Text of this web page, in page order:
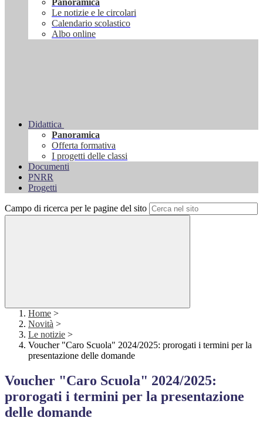
Panoramica
Le notizie e le circolari
Calendario scolastico
Albo online
Didattica
Panoramica
Offerta formativa
I progetti delle classi
Documenti
PNRR
Progetti
Campo di ricerca per le pagine del sito
Home >
Novità >
Le notizie >
Voucher "Caro Scuola" 2024/2025: prorogati i termini per la
presentazione delle domande
Voucher "Caro Scuola" 2024/2025:
prorogati i termini per la presentazione
delle domande